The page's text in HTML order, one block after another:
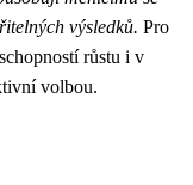
výsledků. Pro
růstu i v
volbou.